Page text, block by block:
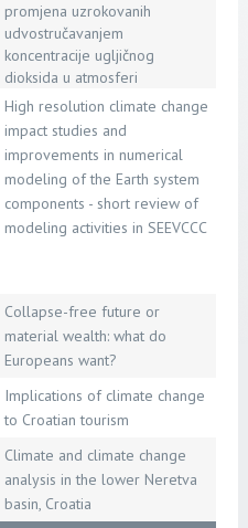
promjena uzrokovanih
udvostručavanjem
koncentracije ugljičnog
dioksida u atmosferi
High resolution climate change
impact studies and
improvements in numerical
modeling of the Earth system
components - short review of
modeling activities in SEEVCCC
Collapse-free future or
material wealth: what do
Europeans want?
Implications of climate change
to Croatian tourism
Climate and climate change
analysis in the lower Neretva
basin, Croatia